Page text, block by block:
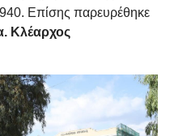
. Επίσης παρευρέθηκε
Κλέαρχος